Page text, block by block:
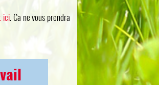
ici. Ca ne vous prendra